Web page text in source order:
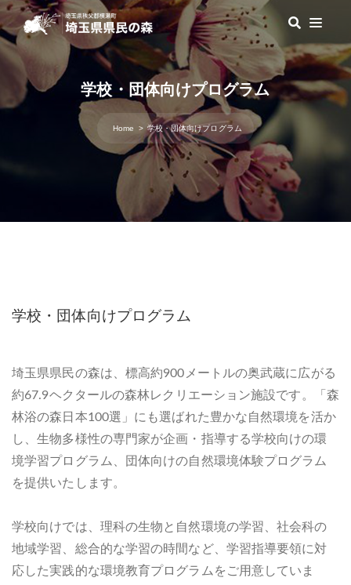
学校・団体向けプログラム
Home 学校・団体向けプログラム
学校・団体向けプログラム
埼玉県県民の森は、標高約900メートルの奥武蔵に広がる
約67.9ヘクタールの森林レクリエーション施設です。「森
林浴の森日本100選」にも選ばれた豊かな自然環境を活か
し、生物多様性の専門家が企画・指導する学校向けの環
境学習プログラム、団体向けの自然環境体験プログラム
を提供いたします。
学校向けでは、理科の生物と自然環境の学習、社会科の
地域学習、総合的な学習の時間など、学習指導要領に対
応した実践的な環境教育プログラムをご用意していま